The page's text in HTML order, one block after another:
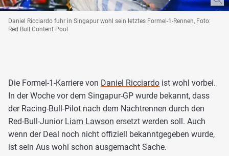
Daniel Ricciardo fuhr in Singapur wohl sein letztes Formel-1-Rennen, Foto:
Red Bull Content Pool
Die Formel-1-Karriere von Daniel Ricciardo ist wohl vorbei.
In der Woche vor dem Singapur-GP wurde bekannt, dass
der Racing-Bull-Pilot nach dem Nachtrennen durch den
Red-Bull-Junior Liam Lawson ersetzt werden soll. Auch
wenn der Deal noch nicht offiziell bekanntgegeben wurde,
ist sein Aus wohl schon ausgemacht Sache.